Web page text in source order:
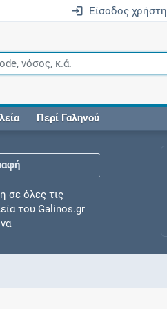
Είσοδος χρήστη
Περί Γαληνού
σε όλες τις
του Galinos.gr